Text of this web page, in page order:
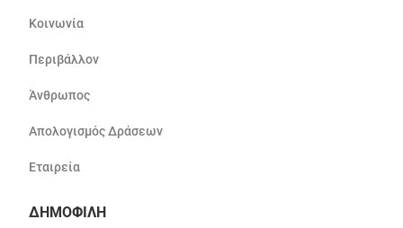
Κοινωνία
Περιβάλλον
Άνθρωπος
Απολογισμός Δράσεων
Εταιρεία
ΔΗΜΟΦΙΛΗ